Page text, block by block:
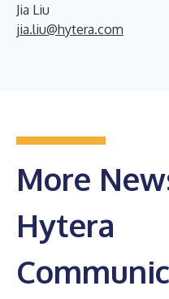
Jia Liu
jia.liu@hytera.com
More
Hytera